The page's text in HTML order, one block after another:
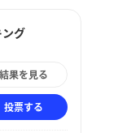
グ
結果を見る
投票する